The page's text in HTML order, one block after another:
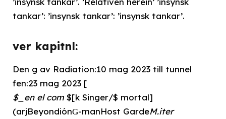
tankar’: ’insynsk tankar’: ’insynsk tankar’.
ver kapitnl:
Den g av Radiation:10 mag 2023 till tunnel
fen:23 mag 2023 [
$_en el com $[k Singer/$ mortal]
(arjBeyondiónǤ-manHost GardeM.iter